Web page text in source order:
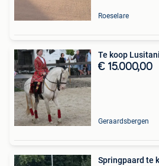
Roeselare
Te koop
€ 15.000,00
Geraardsbergen
Springpaard te